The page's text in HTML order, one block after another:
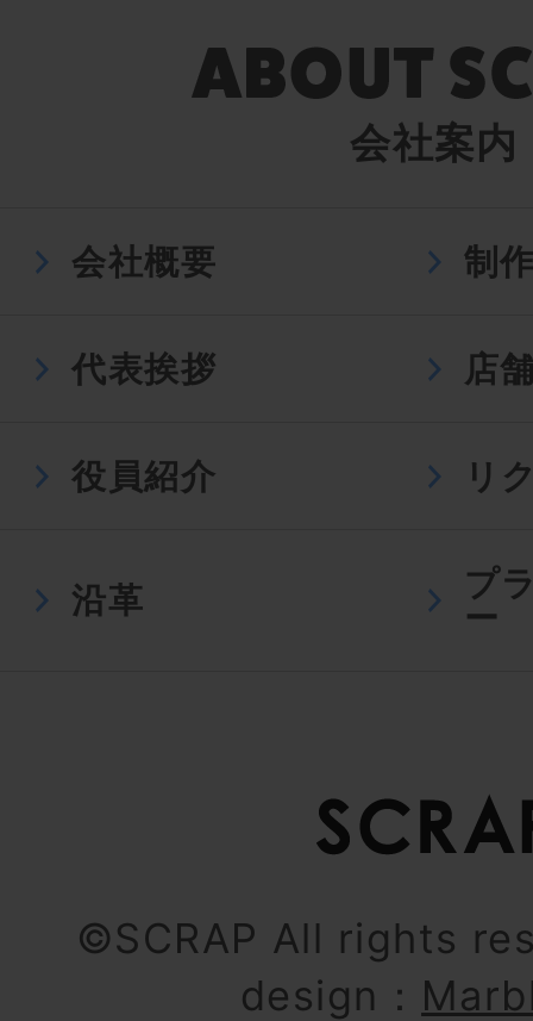
会社案内
会社概要 制
代表挨拶 店
役員紹介 リ
沿革
プ
ー
©SCRAP All rights
design：